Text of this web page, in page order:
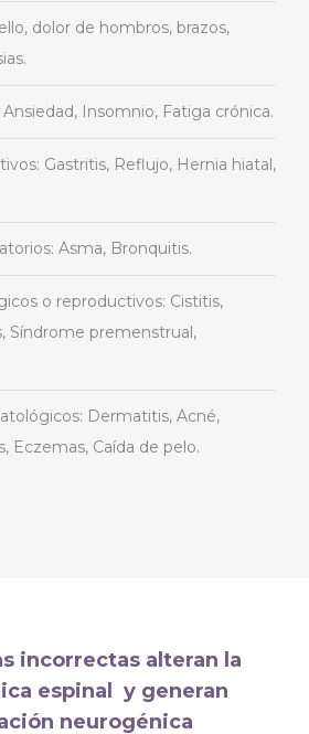
dolor de hombros, brazos,
Insomnio, Fatiga crónica.
Gastritis, Reflujo, Hernia hiatal,
Asma, Bronquitis.
o reproductivos: Cistitis,
Síndrome premenstrual,
Dermatitis, Acné,
Eczemas, Caída de pelo.
incorrectas alteran la
espinal y generan
neurogénica